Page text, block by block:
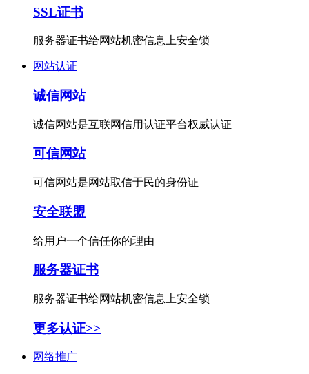
SSL证书
服务器证书给网站机密信息上安全锁
网站认证
诚信网站
诚信网站是互联网信用认证平台权威认证
可信网站
可信网站是网站取信于民的身份证
安全联盟
给用户一个信任你的理由
服务器证书
服务器证书给网站机密信息上安全锁
更多认证>>
网络推广